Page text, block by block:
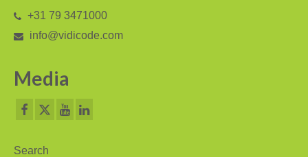
+31 79 3471000
info@vidicode.com
Media
Search